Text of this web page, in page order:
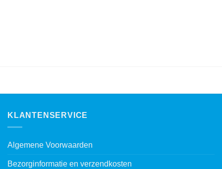
KLANTENSERVICE
Algemene Voorwaarden
Bezorginformatie en verzendkosten